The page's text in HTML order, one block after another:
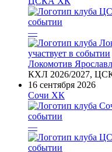
—
Локомотив
КХЛ 2026/2027,
16 сентября 2026
Сочи ХК
—